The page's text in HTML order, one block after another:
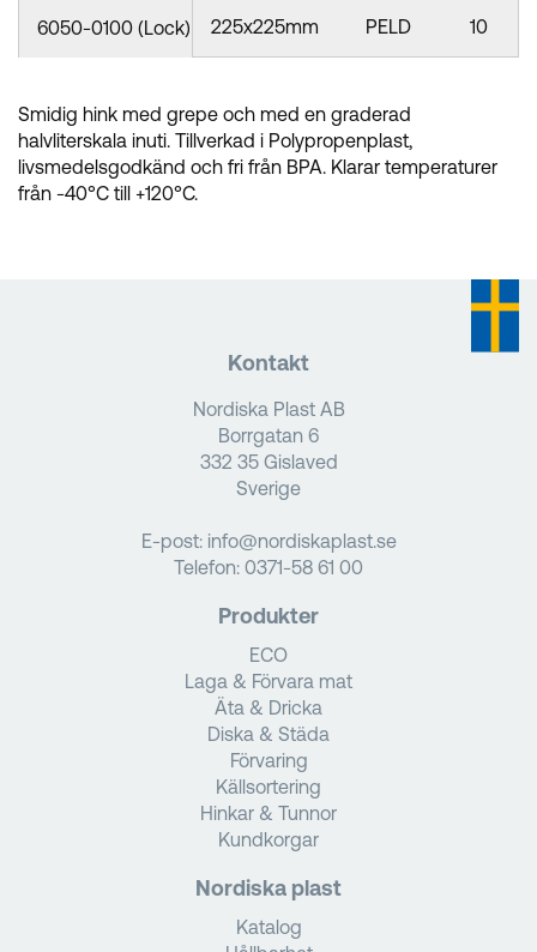
225x225mm PELD 10
6050-0100 (Lock)
Smidig hink med grepe och med en graderad
halvliterskala inuti. Tillverkad i Polypropenplast,
livsmedelsgodkänd och fri från BPA. Klarar temperaturer
från -40°C till +120°C.
Kontakt
Nordiska Plast AB
Borrgatan 6
332 35 Gislaved
Sverige
E-post: info@nordiskaplast.se
Telefon: 0371-58 61 00
Produkter
ECO
Laga & Förvara mat
Äta & Dricka
Diska & Städa
Förvaring
Källsortering
Hinkar & Tunnor
Kundkorgar
Nordiska plast
Katalog